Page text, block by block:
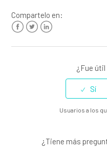
Compartelo en:
¿Fue
Usuarios a los
¿Tiene más